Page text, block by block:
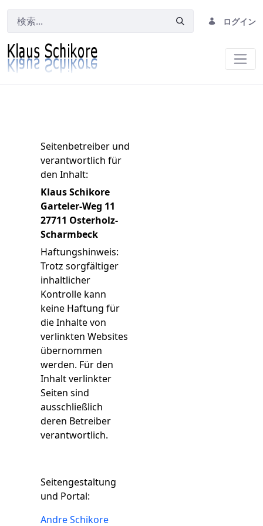
ログイン
Seitenbetreiber und
verantwortlich für
den Inhalt:
Klaus Schikore
Garteler-Weg 11
27711 Osterholz-
Scharmbeck
Haftungshinweis:
Trotz sorgfältiger
inhaltlicher
Kontrolle kann
keine Haftung für
die Inhalte von
verlinkten Websites
übernommen
werden. Für den
Inhalt verlinkter
Seiten sind
ausschließlich
deren Betreiber
verantwortlich.
Seitengestaltung
und Portal:
Andre Schikore